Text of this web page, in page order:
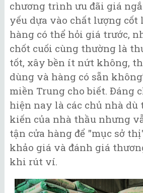
chương trình ưu đãi giá
yếu dựa vào chất lượng cốt
hàng có thể hỏi giá trước,
chốt cuối cùng thường là
tốt, xây bền ít nứt không,
dùng và hàng có sẵn
miền Trung cho biết. Đáng
hiện nay là các chủ nhà dù
kiến của nhà thầu nhưng
tận cửa hàng để "mục sở
khảo giá và đánh giá
khi rút ví.